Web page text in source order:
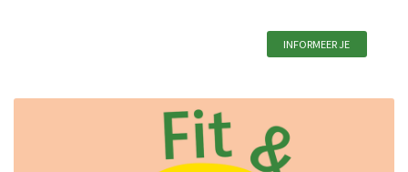
INFORMEER JE